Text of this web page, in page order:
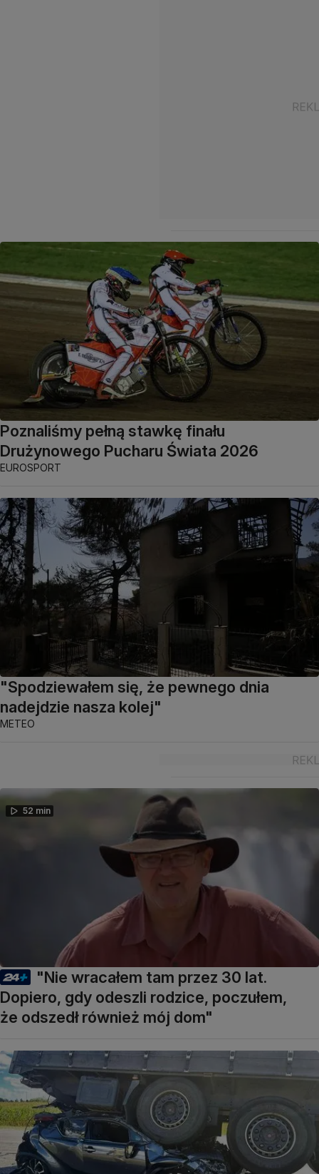
Poznaliśmy pełną stawkę finału
Drużynowego Pucharu Świata 2026
EUROSPORT
"Spodziewałem się, że pewnego dnia
nadejdzie nasza kolej"
METEO
52 min
"Nie wracałem tam przez 30 lat.
Dopiero, gdy odeszli rodzice, poczułem,
że odszedł również mój dom"